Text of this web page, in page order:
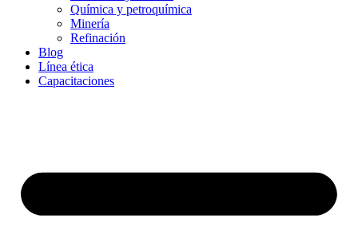
Química y petroquímica
Minería
Refinación
Blog
Línea ética
Capacitaciones